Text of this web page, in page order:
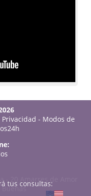
Privacidad - Modos de
-
20 Amarres de Amor
tus consultas: